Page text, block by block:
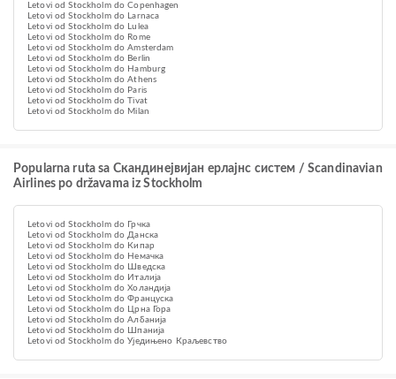
Letovi od Stockholm do Copenhagen
Letovi od Stockholm do Larnaca
Letovi od Stockholm do Lulea
Letovi od Stockholm do Rome
Letovi od Stockholm do Amsterdam
Letovi od Stockholm do Berlin
Letovi od Stockholm do Hamburg
Letovi od Stockholm do Athens
Letovi od Stockholm do Paris
Letovi od Stockholm do Tivat
Letovi od Stockholm do Milan
Popularna ruta sa Скандинејвијан ерлајнс систем / Scandinavian
Airlines po državama iz Stockholm
Letovi od Stockholm do Грчка
Letovi od Stockholm do Данска
Letovi od Stockholm do Кипар
Letovi od Stockholm do Немачка
Letovi od Stockholm do Шведска
Letovi od Stockholm do Италија
Letovi od Stockholm do Холандија
Letovi od Stockholm do Француска
Letovi od Stockholm do Црна Гора
Letovi od Stockholm do Албанија
Letovi od Stockholm do Шпанија
Letovi od Stockholm do Уједињено Краљевство